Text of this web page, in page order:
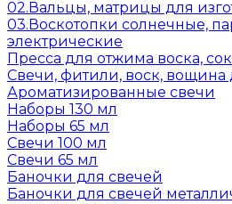
02.Вальцы, матрицы для
03.Воскотопки солнечные,
электрические
Пресса для отжима воска,
Свечи, фитили, воск, вощина
Ароматизированные свечи
Наборы 130 мл
Наборы 65 мл
Свечи 100 мл
Свечи 65 мл
Баночки для свечей
Баночки для свечей